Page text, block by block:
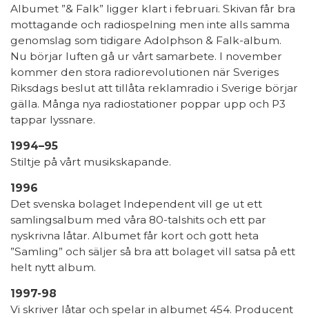
Albumet ”& Falk” ligger klart i februari. Skivan får bra
mottagande och radiospelning men inte alls samma
genomslag som tidigare Adolphson & Falk-album.
Nu börjar luften gå ur vårt samarbete. I november
kommer den stora radiorevolutionen när Sveriges
Riksdags beslut att tillåta reklamradio i Sverige börjar
gälla. Många nya radiostationer poppar upp och P3
tappar lyssnare.
1994–95
Stiltje på vårt musikskapande.
1996
Det svenska bolaget Independent vill ge ut ett
samlingsalbum med våra 80-talshits och ett par
nyskrivna låtar. Albumet får kort och gott heta
”Samling” och säljer så bra att bolaget vill satsa på ett
helt nytt album.
1997-98
Vi skriver låtar och spelar in albumet 454. Producent